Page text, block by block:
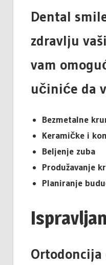
Dental
zdravlju
vam
učiniće da
Bezmetalne
Keramičke i
Beljenje zuba
Produžavanje
Planiranje